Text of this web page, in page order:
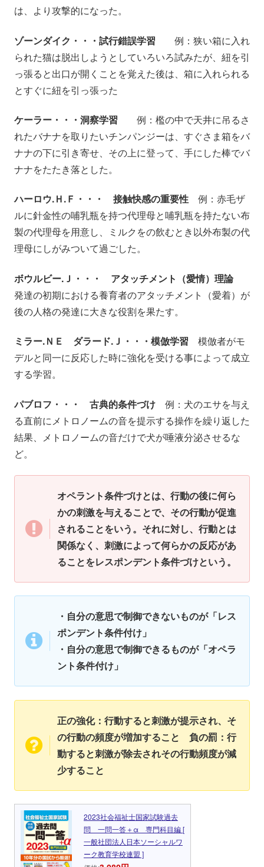
は、より攻撃的になった。
ゾーンダイク・・・試行錯誤学習 例：狭い箱に入れ
られた猫は脱出しようとしていろいろ試みたが、紐を引
っ張ると出口が開くことを覚えた後は、箱に入れられる
とすぐに紐を引っ張った
ケーラー・・・洞察学習
例：檻の中で天井に吊るさ
れたバナナを取りたいチンパンジーは、すぐさま箱をバ
ナナの下に引き寄せ、その上に登って、手にした棒でバ
ナナをたたき落とした。
ハーロウ.Ｈ.Ｆ・・・ 接触快感の重要性 例：赤毛ザ
ルに針金性の哺乳瓶を持つ代理母と哺乳瓶を持たない布
製の代理母を用意し、ミルクをの飲むとき以外布製の代
理母にしがみついて過ごした。
ボウルビー.Ｊ・・・ アタッチメント（愛情）理論
発達の初期における養育者のアタッチメント（愛着）が
後の人格の発達に大きな役割を果たす。
ミラー.ＮＥ ダラード.Ｊ・・・模倣学習 模倣者がモ
デルと同一に反応した時に強化を受ける事によって成立
する学習。
パブロフ・・・ 古典的条件づけ 例：犬のエサを与え
る直前にメトロノームの音を提示する操作を繰り返した
結果、メトロノームの音だけで犬が唾液分泌させるな
ど。
オペラント条件づけとは、行動の後に何ら
かの刺激を与えることで、その行動が促進
されることをいう。それに対し、行動とは
関係なく、刺激によって何らかの反応があ
ることをレスポンデント条件づけという。
・自分の意思で制御できないものが「レス
ポンデント条件付け」
・自分の意思で制御できるものが「オペラ
ント条件付け」
正の強化：行動すると刺激が提示され、そ
の行動の頻度が増加すること 負の罰：行
動すると刺激が除去されその行動頻度が減
少すること
2023社会福祉士国家試験過去
問 一問一答＋α 専門科目編 [
一般社団法人日本ソーシャルワ
ーク教育学校連盟 ]